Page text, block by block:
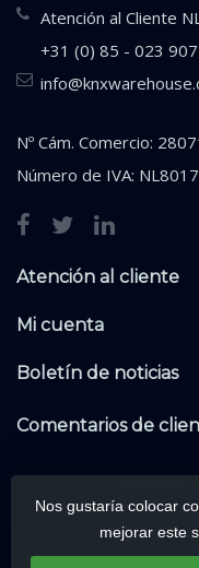
Atención al Cliente
+31 (0) 85 - 023
Nº Cám. Comercio:
Número de IVA:
Atención al cliente
Mi cuenta
Boletín de noticias
Comentarios de
Nos gustaría colocar
mejorar este